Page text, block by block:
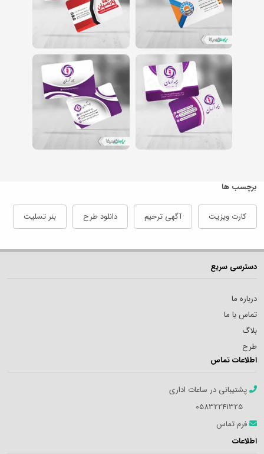
برچسب ها
کارت ویزیت آگهی ترحیم دانلود طرح بنر تسلیت
دسترسی سریع
درباره ما
تماس با ما
بلاگ
طرح
اطلاعات تماس
پشتیبانی در ساعات اداری
05832241325
فرم تماس
اطلاعات